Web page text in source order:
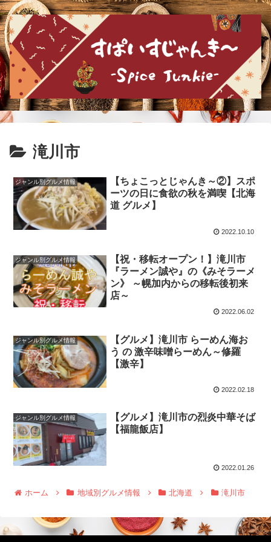
滝川市
ジャンル別グルメ情報
【ちょこっとじゃんき～②】スポ
ーツの日に食欲の秋を満喫【北海
道 グルメ】
2022.10.10
ジャンル別グルメ情報
【祝・移転オープン！】滝川市
『ラーメン誠や』の《みそラーメ
ン》 ～幌加内からの移転後初来
店～
2022.06.02
ジャンル別グルメ情報
【グルメ】滝川市 らーめん海お
う の 激辛味噌らーめん～修羅
【激辛】
2022.02.18
ジャンル別グルメ情報
【グルメ】滝川市の烈炎中華そば
【福龍飯店】
2022.01.26
ホーム 地域別グルメ情報 北海道 滝川市